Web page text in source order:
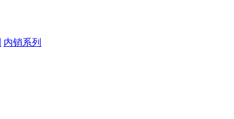
内销系列